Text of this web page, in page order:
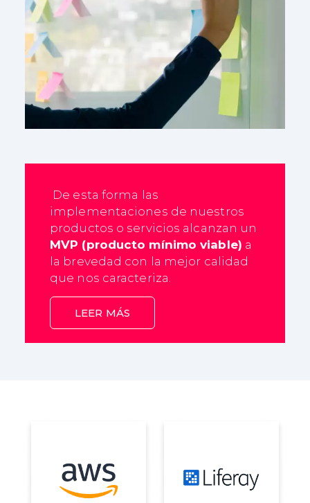
De esta forma las
implementaciones de nuestros
productos o servicios alcanzan un
MVP (producto mínimo viable) a
la brevedad con la mejor calidad
que nos caracteriza.
LEER MÁS